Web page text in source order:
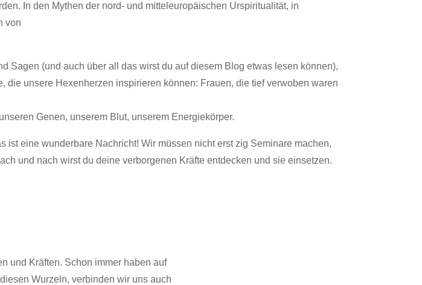
In den Mythen der nord- und mitteleuropäischen Urspiritualität, in
von
Sagen (und auch über all das wirst du auf diesem Blog etwas lesen können),
unsere Hexenherzen inspirieren können: Frauen, die tief verwoben waren
Genen, unserem Blut, unserem Energiekörper.
eine wunderbare Nachricht! Wir müssen nicht erst zig Seminare machen,
und nach wirst du deine verborgenen Kräfte entdecken und sie einsetzen.
und Kräften. Schon immer haben auf
Wurzeln, verbinden wir uns auch